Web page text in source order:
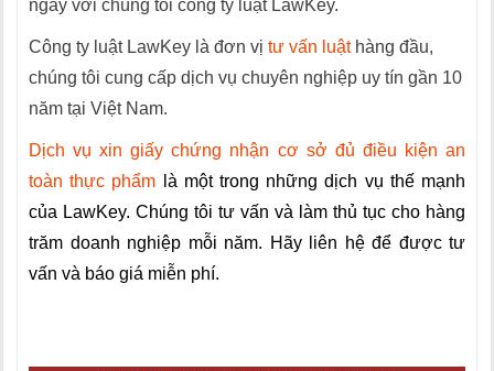
ngay với chúng tôi công ty luật LawKey.
Công ty luật LawKey là đơn vị tư vấn luậthàng đầu,
chúng tôi cung cấp dịch vụ chuyên nghiệp uy tín gần 10
năm tại Việt Nam.
Dịch vụ xin giấy chứng nhận cơ sở đủ điều kiện an
toàn thực phẩm là một trong những dịch vụ thế mạnh
của LawKey. Chúng tôi tư vấn và làm thủ tục cho hàng
trăm doanh nghiệp mỗi năm. Hãy liên hệ để được tư
vấn và báo giá miễn phí.